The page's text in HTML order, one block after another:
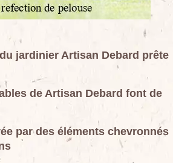
jardinier Artisan Debard prête
de Artisan Debard font de
par des éléments chevronnés